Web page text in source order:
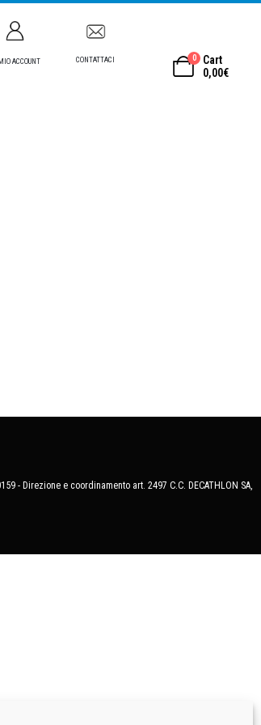
ACCOUNT CONTATTACI 0
Cart
0,00€
- Direzione e coordinamento art. 2497 C.C. DECATHLON SA,